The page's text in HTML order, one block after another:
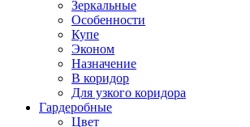
Зеркальные
Особенности
Купе
Эконом
Назначение
В коридор
Для узкого коридора
Гардеробные
Цвет